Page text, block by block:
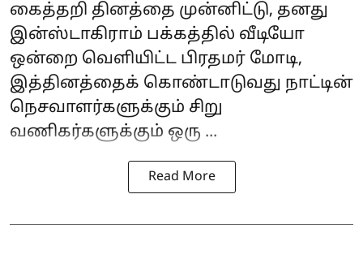
கைத்தறி தினத்தை முன்னிட்டு, தனது
இன்ஸ்டாகிராம் பக்கத்தில் வீடியோ
ஒன்றை வெளியிட்ட பிரதமர் மோடி,
இத்தினத்தைக் கொண்டாடுவது நாட்டின்
நெசவாளர்களுக்கும் சிறு
வணிகர்களுக்கும் ஒரு ...
Read More